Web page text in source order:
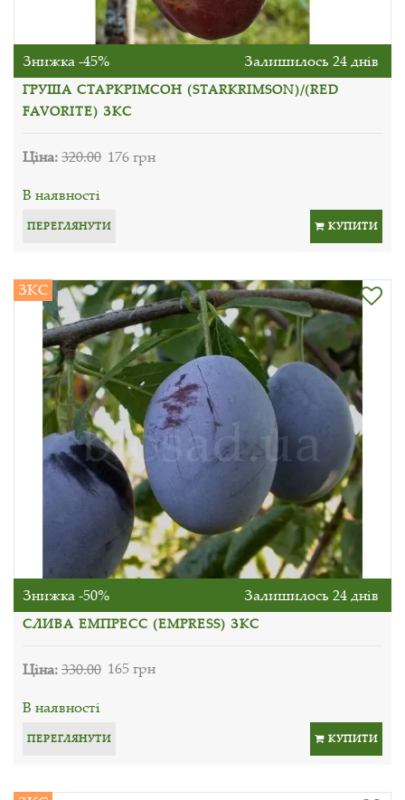
Знижка -45% Залишилось 24 днів
ГРУША СТАРКРІМСОН (STARKRIMSON)/(RED
FAVORITE) ЗКС
Ціна:320.00 176 грн
В наявності
ПЕРЕГЛЯНУТИ КУПИТИ
ЗКС
Знижка -50% Залишилось 24 днів
СЛИВА ЕМПРЕСС (EMPRESS) ЗКС
Ціна:330.00 165 грн
В наявності
ПЕРЕГЛЯНУТИ КУПИТИ